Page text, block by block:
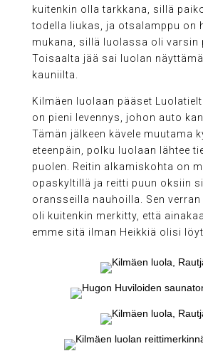
kuitenkin olla tarkkana, sillä
todella liukas, ja otsalamppu on
mukana, sillä luolassa oli varsin
Toisaalta jää sai luolan
kauniilta.
Kilmäen luolaan pääset
on pieni levennys, johon auto
Tämän jälkeen kävele muutama
eteenpäin, polku luolaan lähtee
puolen. Reitin alkamiskohta on
opaskyltillä ja reitti puun oksiin
oransseilla nauhoilla. Sen
oli kuitenkin merkitty, että
emme sitä ilman Heikkiä olisi